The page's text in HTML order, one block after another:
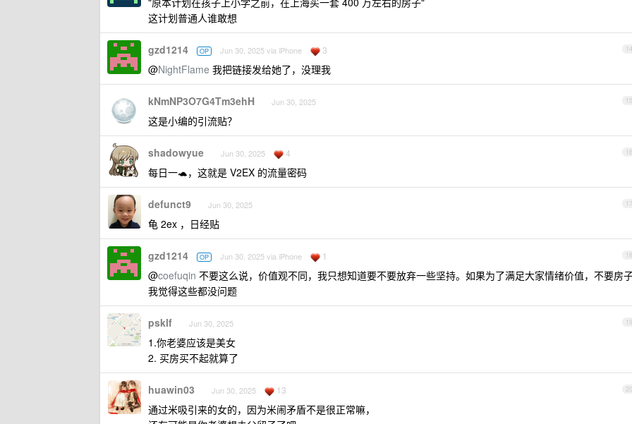
这计划普通人谁敢想
14
gzd1214 OP Jun 30, 2025 via iPhone 3
@NightFlame 我把链接发给她了，没理我
15
kNmNP3O7G4Tm3ehH Jun 30, 2025
这是小编的引流贴？
16
shadowyue Jun 30, 2025 4
每日一🐢，这就是 V2EX 的流量密码
17
defunct9 Jun 30, 2025
龟 2ex ，日经贴
18
gzd1214 OP Jun 30, 2025 via iPhone 1
@coefuqin 不要这么说，价值观不同，我只想知道要不要放弃一些坚持。如果为了满足大家情绪价值，不要房
我觉得这些都没问题
19
psklf Jun 30, 2025
1.你老婆应该是美女
2. 买房买不起就算了
20
huawin03 Jun 30, 2025 13
通过米吸引来的女的，因为米闹矛盾不是很正常嘛，